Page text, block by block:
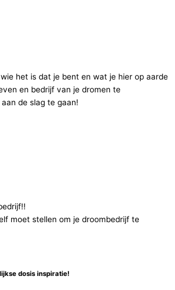
het is dat je bent en wat je hier op aarde
en bedrijf van je dromen te
de slag te gaan!
moet stellen om je droombedrijf te
dosis inspiratie!